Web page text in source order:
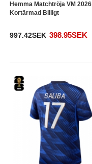
Hemma Matchtröja VM 2026
Kortärmad Billigt
997.42SEK 398.95SEK